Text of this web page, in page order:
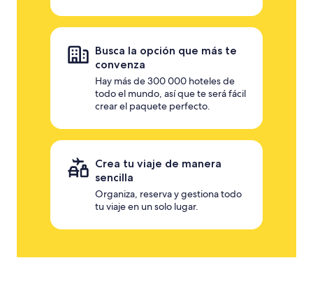
Busca la opción que más te
convenza
Hay más de 300 000 hoteles de
todo el mundo, así que te será fácil
crear el paquete perfecto.
Crea tu viaje de manera
sencilla
Organiza, reserva y gestiona todo
tu viaje en un solo lugar.